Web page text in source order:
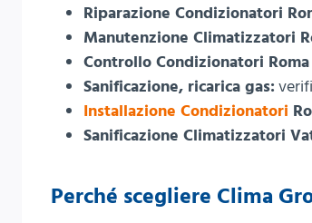
Riparazione Condizionatori
Manutenzione Climatizzatori
Controllo Condizionatori
Sanificazione, ricarica gas:
Installazione Condizionatori
Sanificazione Climatizzatori
Perché scegliere Clima